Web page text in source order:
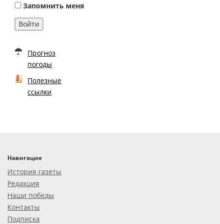
Запомнить меня
Войти
Прогноз
погоды
Полезные
ссылки
Навигация
История газеты
Редакция
Наши победы
Контакты
Подписка